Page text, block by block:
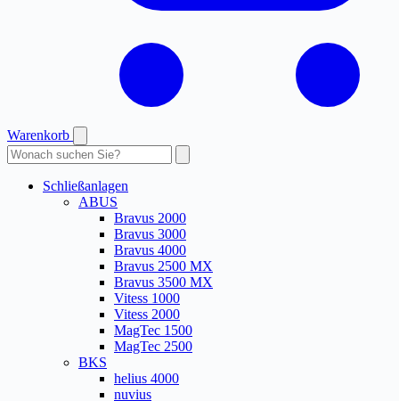
Warenkorb
Produkte
durchsuchen
Schließanlagen
ABUS
Bravus 2000
Bravus 3000
Bravus 4000
Bravus 2500 MX
Bravus 3500 MX
Vitess 1000
Vitess 2000
MagTec 1500
MagTec 2500
BKS
helius 4000
nuvius